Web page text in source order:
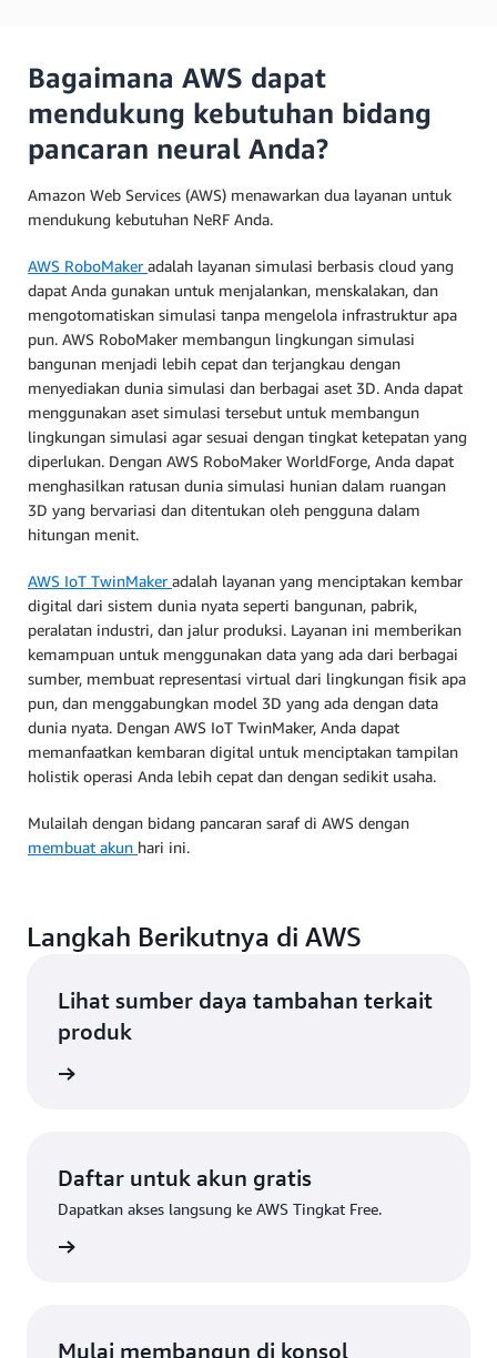
Bagaimana AWS dapat
mendukung kebutuhan bidang
pancaran neural Anda?
Amazon Web Services (AWS) menawarkan dua layanan untuk
mendukung kebutuhan NeRF Anda.
AWS RoboMakeradalah layanan simulasi berbasis cloud yang
dapat Anda gunakan untuk menjalankan, menskalakan, dan
mengotomatiskan simulasi tanpa mengelola infrastruktur apa
pun. AWS RoboMaker membangun lingkungan simulasi
bangunan menjadi lebih cepat dan terjangkau dengan
menyediakan dunia simulasi dan berbagai aset 3D. Anda dapat
menggunakan aset simulasi tersebut untuk membangun
lingkungan simulasi agar sesuai dengan tingkat ketepatan yang
diperlukan. Dengan AWS RoboMaker WorldForge, Anda dapat
menghasilkan ratusan dunia simulasi hunian dalam ruangan
3D yang bervariasi dan ditentukan oleh pengguna dalam
hitungan menit.
AWS IoT TwinMakeradalah layanan yang menciptakan kembar
digital dari sistem dunia nyata seperti bangunan, pabrik,
peralatan industri, dan jalur produksi. Layanan ini memberikan
kemampuan untuk menggunakan data yang ada dari berbagai
sumber, membuat representasi virtual dari lingkungan fisik apa
pun, dan menggabungkan model 3D yang ada dengan data
dunia nyata. Dengan AWS IoT TwinMaker, Anda dapat
memanfaatkan kembaran digital untuk menciptakan tampilan
holistik operasi Anda lebih cepat dan dengan sedikit usaha.
Mulailah dengan bidang pancaran saraf di AWS dengan
membuat akun hari ini.
Langkah Berikutnya di AWS
Lihat sumber daya tambahan terkait
produk
Daftar untuk akun gratis
Dapatkan akses langsung ke AWS Tingkat Free.
Mulai membangun di konsol